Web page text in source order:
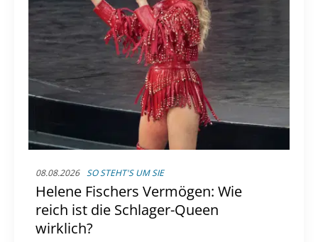
08.08.2026 SO STEHT'S UM SIE
Helene Fischers Vermögen: Wie
reich ist die Schlager-Queen
wirklich?